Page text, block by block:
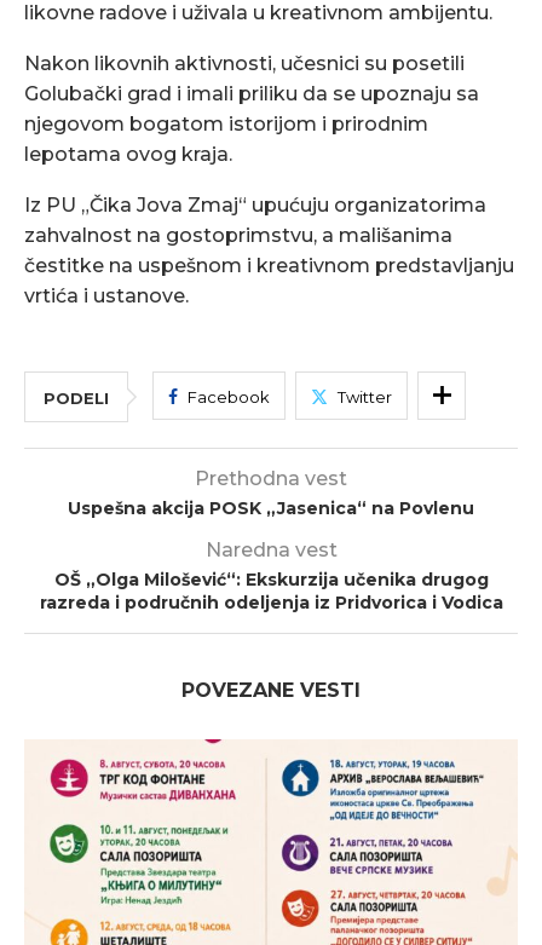
likovne radove i uživala u kreativnom ambijentu.
Nakon likovnih aktivnosti, učesnici su posetili
Golubački grad i imali priliku da se upoznaju sa
njegovom bogatom istorijom i prirodnim
lepotama ovog kraja.
Iz PU „Čika Jova Zmaj“ upućuju organizatorima
zahvalnost na gostoprimstvu, a mališanima
čestitke na uspešnom i kreativnom predstavljanju
vrtića i ustanove.
PODELI Facebook Twitter
Prethodna vest
Uspešna akcija POSK „Jasenica“ na Povlenu
Naredna vest
OŠ „Olga Milošević“: Ekskurzija učenika drugog
razreda i područnih odeljenja iz Pridvorica i Vodica
POVEZANE VESTI